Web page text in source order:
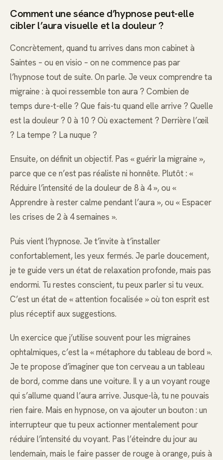
Comment une séance d’hypnose peut-elle
cibler l’aura visuelle et la douleur ?
Concrètement, quand tu arrives dans mon cabinet à
Saintes – ou en visio – on ne commence pas par
l’hypnose tout de suite. On parle. Je veux comprendre ta
migraine : à quoi ressemble ton aura ? Combien de
temps dure-t-elle ? Que fais-tu quand elle arrive ? Quelle
est la douleur ? 0 à 10 ? Où exactement ? Derrière l’œil
? La tempe ? La nuque ?
Ensuite, on définit un objectif. Pas « guérir la migraine »,
parce que ce n’est pas réaliste ni honnête. Plutôt : «
Réduire l’intensité de la douleur de 8 à 4 », ou «
Apprendre à rester calme pendant l’aura », ou « Espacer
les crises de 2 à 4 semaines ».
Puis vient l’hypnose. Je t’invite à t’installer
confortablement, les yeux fermés. Je parle doucement,
je te guide vers un état de relaxation profonde, mais pas
endormi. Tu restes conscient, tu peux parler si tu veux.
C’est un état de « attention focalisée » où ton esprit est
plus réceptif aux suggestions.
Un exercice que j’utilise souvent pour les migraines
ophtalmiques, c’est la « métaphore du tableau de bord ».
Je te propose d’imaginer que ton cerveau a un tableau
de bord, comme dans une voiture. Il y a un voyant rouge
qui s’allume quand l’aura arrive. Jusque-là, tu ne pouvais
rien faire. Mais en hypnose, on va ajouter un bouton : un
interrupteur que tu peux actionner mentalement pour
réduire l’intensité du voyant. Pas l’éteindre du jour au
lendemain, mais le faire passer de rouge à orange, puis à